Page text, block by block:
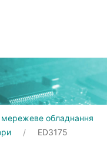
обладнання
ED3175